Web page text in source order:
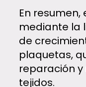
En resumen,
mediante la
de
plaquetas,
reparación
tejidos.